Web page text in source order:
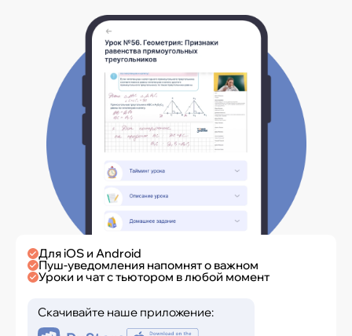
Для iOS и Android
Пуш-уведомления напомнят о важном
Уроки и чат с тьютором в любой момент
Скачивайте наше приложение: